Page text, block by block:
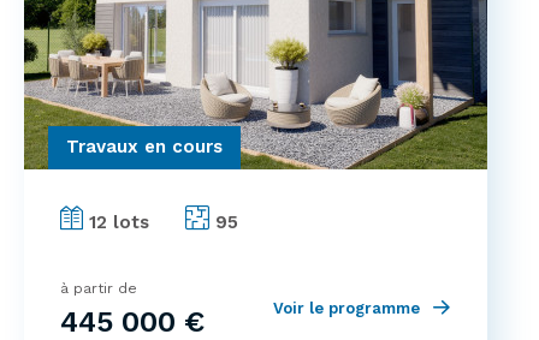
Travaux en cours
12 lots 95
à partir de
445 000 € Voir le programme